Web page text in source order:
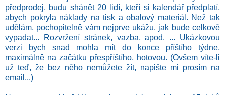
předprodej, budu shánět 20 lidí, kteří si kalendář předplatí,
abych pokryla náklady na tisk a obalový materiál. Než tak
udělám, pochopitelně vám nejprve ukážu, jak bude celkově
vypadat... Rozvržení stránek, vazba, apod. ... Ukázkovou
verzi bych snad mohla mít do konce příštího týdne,
maximálně na začátku přespříštího, hotovou. (Ovšem víte-li
už teď, že bez něho nemůžete žít, napište mi prosím na
email...)